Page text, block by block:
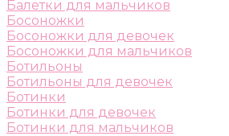
Балетки для мальчиков
Босоножки
Босоножки для девочек
Босоножки для мальчиков
Ботильоны
Ботильоны для девочек
Ботинки
Ботинки для девочек
Ботинки для мальчиков